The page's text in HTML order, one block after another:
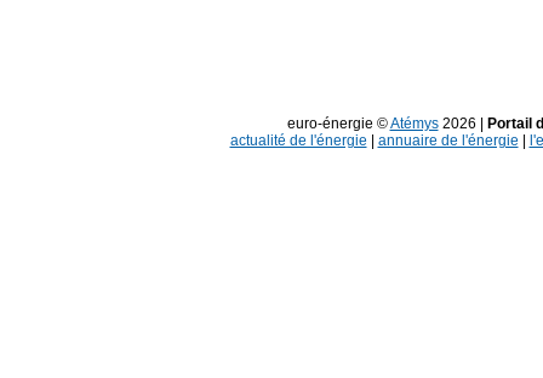
euro-énergie ©Atémys2026 |
Portail
actualité de l'énergie
annuaire de l'énergie